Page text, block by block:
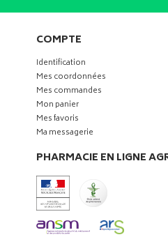
COMPTE
Identification
Mes coordonnées
Mes commandes
Mon panier
Mes favoris
Ma messagerie
PHARMACIE EN LIGNE